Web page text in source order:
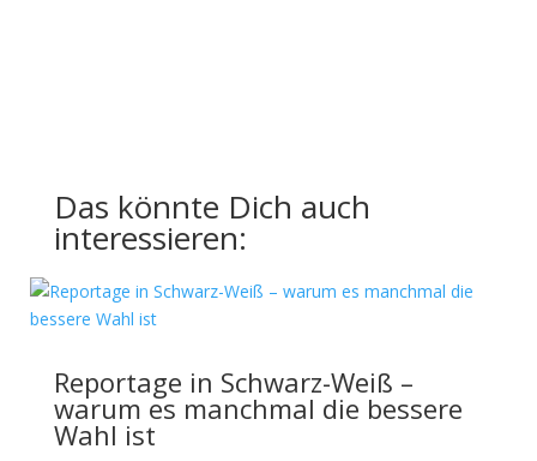
Das könnte Dich auch
interessieren:
Reportage in Schwarz-Weiß –
warum es manchmal die bessere
Wahl ist